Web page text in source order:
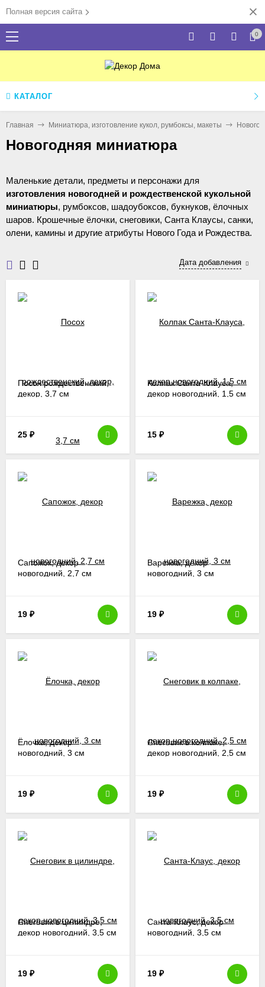
Полная версия сайта
0
КАТАЛОГ
Главная Миниатюра, изготовление кукол, румбоксы, макеты
Новогодняя миниатюра
Маленькие детали, предметы и персонажи для
изготовления новогодней и рождественской кукольной
миниатюры, румбоксов, шадоубоксов, букнуков, ёлочных
шаров. Крошечные ёлочки, снеговики, Санта Клаусы, санки,
олени, камины и другие атрибуты Нового Года и Рождества.
шар "У камина"
Дата добавления
Посох рождественский,
декор, 3,7 см
25 ₽
Колпак Санта-Клауса,
декор новогодний, 1,5 см
15 ₽
Сапожок, декор
новогодний, 2,7 см
19 ₽
Варежка, декор
новогодний, 3 см
19 ₽
Ёлочка, декор
новогодний, 3 см
19 ₽
Снеговик в колпаке,
декор новогодний, 2,5 см
19 ₽
Снеговик в цилиндре,
декор новогодний, 3,5 см
19 ₽
Санта-Клаус, декор
новогодний, 3,5 см
19 ₽